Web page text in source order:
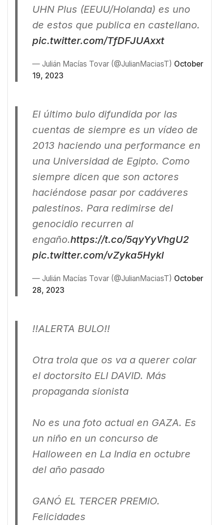
UHN Plus (EEUU/Holanda) es uno
de estos que publica en castellano.
pic.twitter.com/TfDFJUAxxt
— Julián Macías Tovar (@JulianMaciasT) October
19, 2023
El último bulo difundida por las
cuentas de siempre es un vídeo de
2013 haciendo una performance en
una Universidad de Egipto. Como
siempre dicen que son actores
haciéndose pasar por cadáveres
palestinos. Para redimirse del
genocidio recurren al
engaño.https://t.co/5qyYyVhgU2
pic.twitter.com/vZyka5Hykl
— Julián Macías Tovar (@JulianMaciasT) October
28, 2023
!!ALERTA BULO!!
Otra trola que os va a querer colar
el doctorsito ELI DAVID. Más
propaganda sionista
No es una foto actual en GAZA. Es
un niño en un concurso de
Halloween en La India en octubre
del año pasado
GANÓ EL TERCER PREMIO.
Felicidades